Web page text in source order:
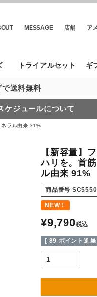
MESSAGE 店舗 ア
トライアルセット ギ
で送料無料
ケジュールについて
ネラル由来 91%
【新容量】
ハリを。首
ル由来 91%
商品番号 SC5550
NEW！
¥9,790税込
[ 89 ポイント進呈